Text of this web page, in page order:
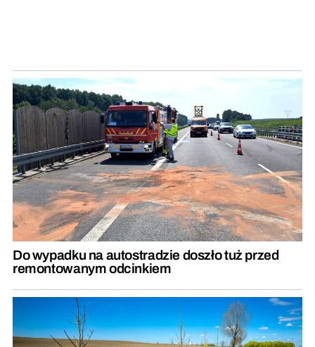
Do wypadku na autostradzie doszło tuż przed
remontowanym odcinkiem